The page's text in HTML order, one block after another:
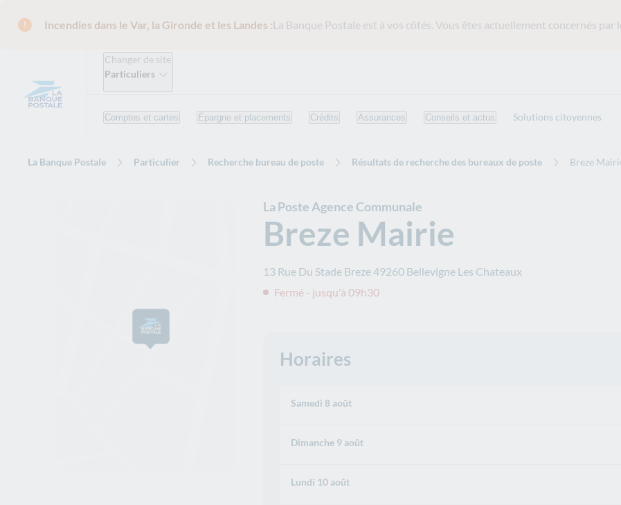
Incendies dans le Var, la Gironde et les Landes :La Banque Postale est à vos côtés. Vous êtes actuellement concernés par
Changer de site
Particuliers
Comptes et cartes Épargne et placements Crédits Assurances Conseils et actus Solutions citoyennes
La Banque Postale Particulier Recherche bureau de poste Résultats de recherche des bureaux de poste Breze
La Poste Agence Communale
Breze Mairie
13 Rue Du Stade Breze49260 Bellevigne Les Chateaux
Fermé - jusqu'à 09h30
Horaires
Samedi 8 août
Dimanche 9 août
Lundi 10 août